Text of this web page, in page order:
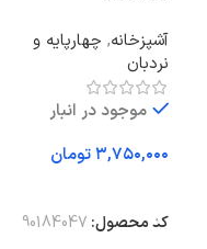
آشپزخانه, چهارپایه و
نردبان
موجود در انبار
تومان
کد محصول: 90184047